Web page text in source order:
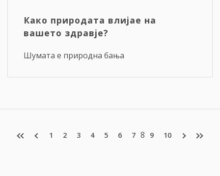
Како природата влијае на
вашето здравје?
Шумата е природна бања
1 2 3 4 5 6 7 8 9 10